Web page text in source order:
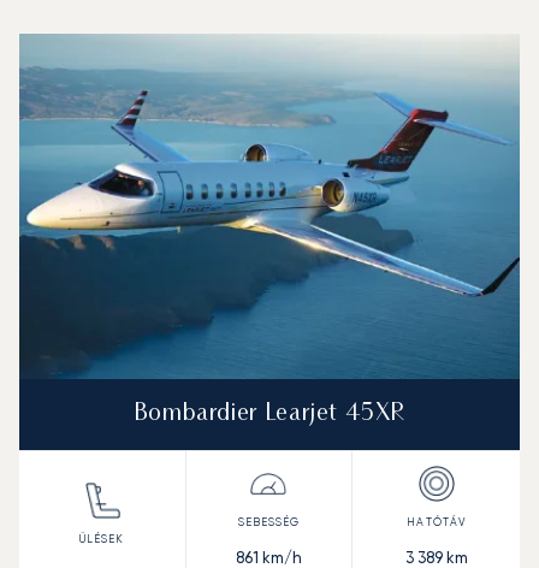
Sebesség (km/h) Sebesség (csomó)Hatótávolság (km)
Hatótávolság (NM)
Bombardier Learjet 45XR
861 km/h 3 389km